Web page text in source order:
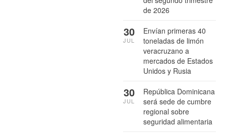
de 2026
Envían primeras 40
toneladas de limón
veracruzano a
mercados de Estados
Unidos y Rusia
30
JUL
República Dominicana
será sede de cumbre
regional sobre
seguridad alimentaria
30
JUL